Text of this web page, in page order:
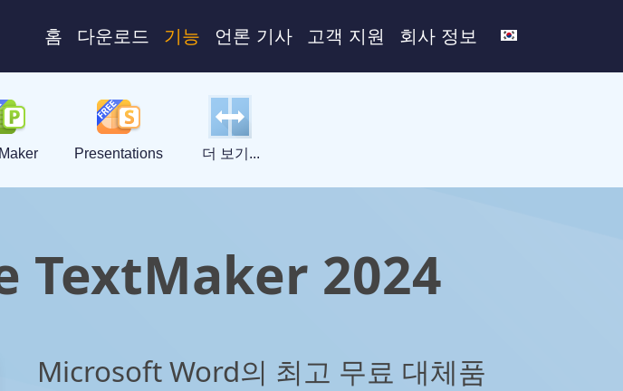
홈 다운로드 기능 언론 기사 고객 지원 회사 정보
Presentations 더 보기...
TextMaker 2024
Microsoft Word의 최고 무료 대체품